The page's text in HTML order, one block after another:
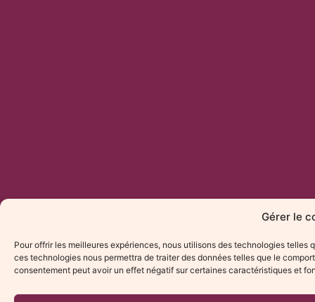
Gérer le
Pour offrir les meilleures expériences, nous utilisons des technologies
ces technologies nous permettra de traiter des données telles que le
consentement peut avoir un effet négatif sur certaines caractéristiques et